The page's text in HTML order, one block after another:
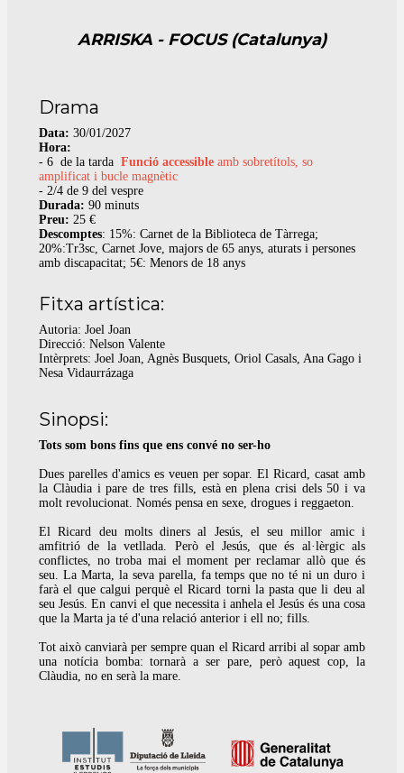
ARRISKA - FOCUS (Catalunya)
Drama
Data: 30/01/2027
Hora:
- 6 de la tarda Funció accessible amb sobretítols, so
amplificat i bucle magnètic
- 2/4 de 9 del vespre
Durada: 90 minuts
Preu: 25 €
Descomptes: 15%: Carnet de la Biblioteca de Tàrrega;
20%:Tr3sc, Carnet Jove, majors de 65 anys, aturats i persones
amb discapacitat; 5€: Menors de 18 anys
Fitxa artística:
Autoria: Joel Joan
Direcció: Nelson Valente
Intèrprets: Joel Joan, Agnès Busquets, Oriol Casals, Ana Gago i
Nesa Vidaurrázaga
Sinopsi:
Tots som bons fins que ens convé no ser-ho
Dues parelles d'amics es veuen per sopar. El Ricard, casat amb
la Clàudia i pare de tres fills, està en plena crisi dels 50 i va
molt revolucionat. Només pensa en sexe, drogues i reggaeton.
El Ricard deu molts diners al Jesús, el seu millor amic i
amfitrió de la vetllada. Però el Jesús, que és al·lèrgic als
conflictes, no troba mai el moment per reclamar allò que és
seu. La Marta, la seva parella, fa temps que no té ni un duro i
farà el que calgui perquè el Ricard torni la pasta que li deu al
seu Jesús. En canvi el que necessita i anhela el Jesús és una cosa
que la Marta ja té d'una relació anterior i ell no; fills.
Tot això canviarà per sempre quan el Ricard arribi al sopar amb
una notícia bomba: tornarà a ser pare, però aquest cop, la
Clàudia, no en serà la mare.